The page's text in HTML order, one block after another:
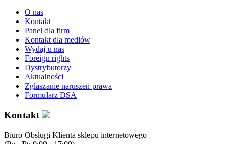
O nas
Kontakt
Panel dla firm
Kontakt dla mediów
Wydaj u nas
Foreign rights
Dystrybutorzy
Aktualności
Zgłaszanie naruszeń prawa
Formularz DSA
Kontakt
Biuro Obsługi Klienta sklepu internetowego